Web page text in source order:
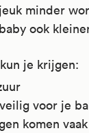
minder
ook
je krijgen:
voor je
komen